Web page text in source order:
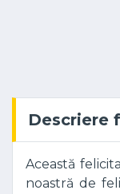
Descriere
Această
noastră de